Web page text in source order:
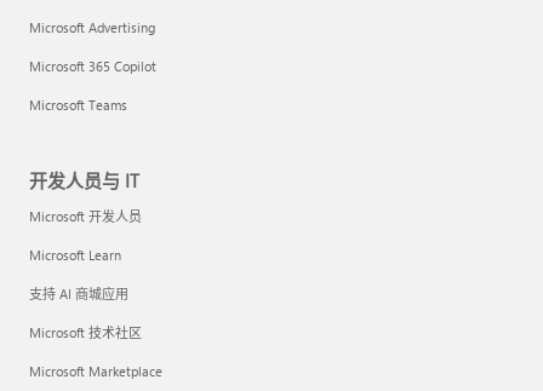
Microsoft Advertising
Microsoft 365 Copilot
Microsoft Teams
开发人员与 IT
Microsoft 开发人员
Microsoft Learn
支持 AI 商城应用
Microsoft 技术社区
Microsoft Marketplace